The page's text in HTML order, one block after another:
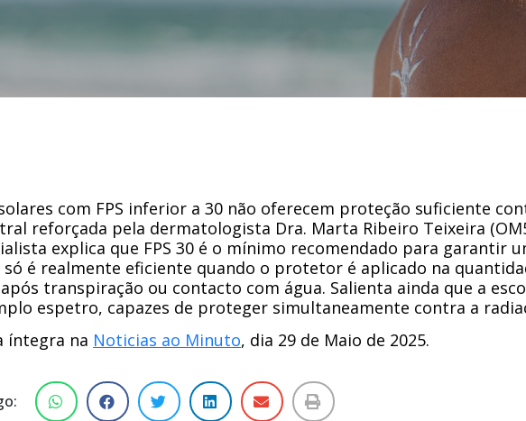
com FPS inferior a 30 não oferecem proteção suficiente
reforçada pela dermatologista Dra. Marta Ribeiro Teixeira
explica que FPS 30 é o mínimo recomendado para garantir
é realmente eficiente quando o protetor é aplicado na
transpiração ou contacto com água. Salienta ainda que a
espetro, capazes de proteger simultaneamente contra a
íntegra na Noticias ao Minuto, dia 29 de Maio de 2025.